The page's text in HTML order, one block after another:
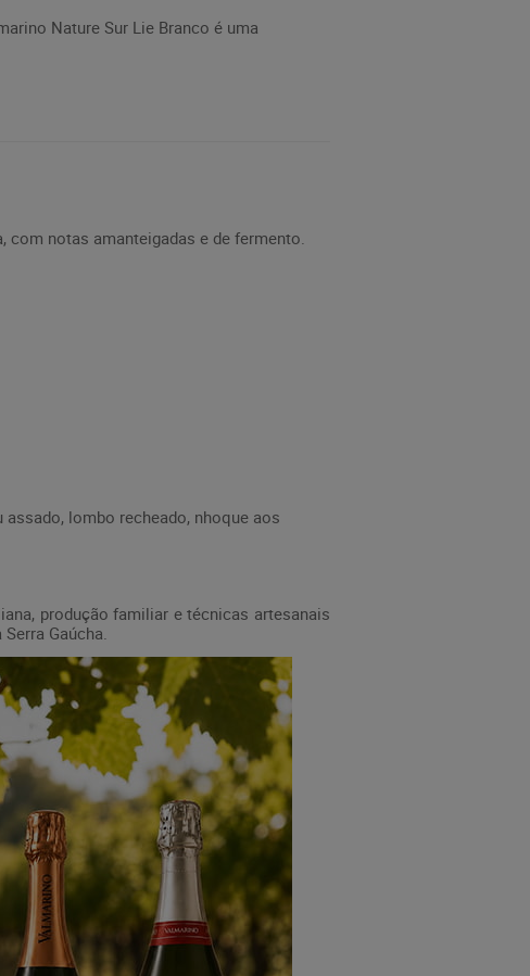
Nature Sur Lie Branco é uma
notas amanteigadas e de fermento.
lombo recheado, nhoque aos
produção familiar e técnicas artesanais
Gaúcha.